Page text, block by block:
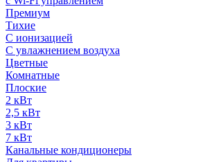
Премиум
Тихие
С ионизацией
С увлажнением воздуха
Цветные
Комнатные
Плоские
2 кВт
2,5 кВт
3 кВт
7 кВт
Канальные кондиционеры